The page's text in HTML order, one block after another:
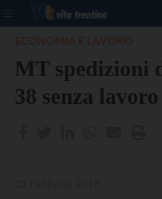
MT spedizioni
38 senza lavoro